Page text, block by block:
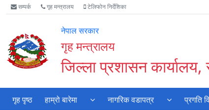
Accessibility
Mode
गर्नुहोस्
मुख्य
सामाग्री
मुख्य
नेभिगेसन
वेबसाइट
खोजमा
सम्पर्क गृह मन्त्रालय टेलिफोन निर्देशिका
नेपाल सरकार
गृह मन्त्रालय
जिल्ला प्रशासन कार्यालय,
गृह पृष्ठ हाम्रो बारेमा नागरिक वडापत्र प्रगति